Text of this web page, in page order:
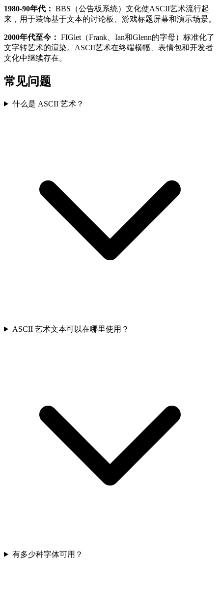
1980-90年代： BBS（公告板系统）文化使ASCII艺术流行起
来，用于装饰基于文本的讨论板、游戏标题屏幕和演示场景。
2000年代至今： FIGlet（Frank、Ian和Glenn的字母）标准化了
文字转艺术的渲染。ASCII艺术在终端横幅、表情包和开发者
文化中继续存在。
常见问题
什么是 ASCII 艺术？
ASCII 艺术文本可以在哪里使用？
有多少种字体可用？